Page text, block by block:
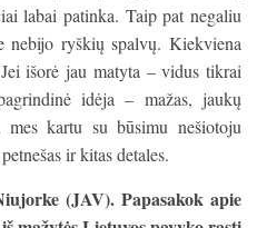
labai patinka. Taip pat negaliu
nebijo ryškių spalvų. Kiekviena
išorė jau matyta – vidus tikrai
idėja – mažas, jaukų
kartu su būsimu nešiotoju
ir kitas detales.
(JAV). Papasakok apie